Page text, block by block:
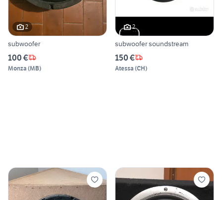
2
subwoofer
100 €
Monza (MB)
2
subwoofer soundstream
150 €
Atessa (CH)